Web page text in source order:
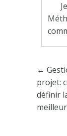
←
projet:
définir